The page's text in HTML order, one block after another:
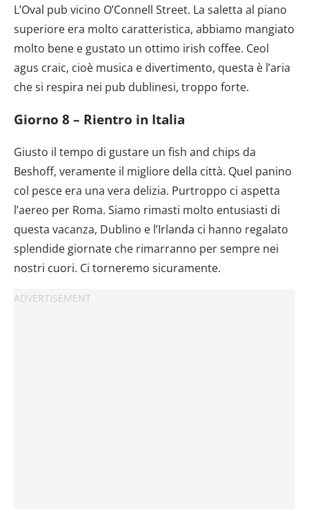
L’Oval pub vicino O’Connell Street. La saletta al piano
superiore era molto caratteristica, abbiamo mangiato
molto bene e gustato un ottimo irish coffee. Ceol
agus craic, cioè musica e divertimento, questa è l’aria
che si respira nei pub dublinesi, troppo forte.
Giorno 8 – Rientro in Italia
Giusto il tempo di gustare un fish and chips da
Beshoff, veramente il migliore della città. Quel panino
col pesce era una vera delizia. Purtroppo ci aspetta
l’aereo per Roma. Siamo rimasti molto entusiasti di
questa vacanza, Dublino e l’Irlanda ci hanno regalato
splendide giornate che rimarranno per sempre nei
nostri cuori. Ci torneremo sicuramente.